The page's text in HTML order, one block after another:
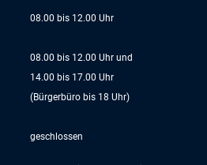
08.00 bis 12.00 Uhr
08.00 bis 12.00 Uhr und
14.00 bis 17.00 Uhr
(Bürgerbüro bis 18 Uhr)
geschlossen